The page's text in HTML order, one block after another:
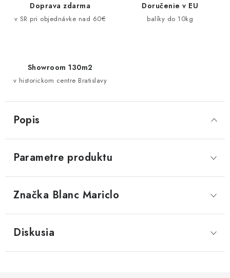
Doprava zdarma
v SR pri objednávke nad 60€
Doručenie v EU
balíky do 10kg
Showroom 130m2
v historickom centre Bratislavy
Popis
Parametre produktu
Značka Blanc Mariclo
Diskusia